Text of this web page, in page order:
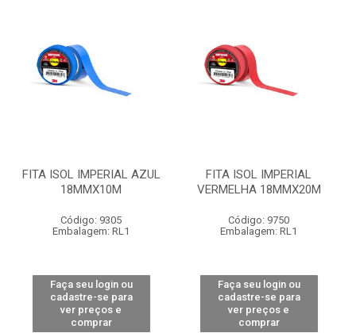
FITA ISOL IMPERIAL AZUL
18MMX10M
Código: 9305
Embalagem: RL1
Faça seu login ou
cadastre-se para
ver preços e
comprar
FITA ISOL IMPERIAL
VERMELHA 18MMX20M
Código: 9750
Embalagem: RL1
Faça seu login ou
cadastre-se para
ver preços e
comprar